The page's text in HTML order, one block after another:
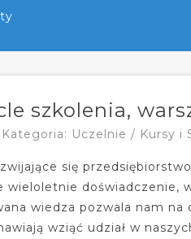
szkolenia,
Kategoria: Uczelnie / Kursy i
się
wieloletnie doświadczenie,
wiedza pozwala nam
wziąć udział w